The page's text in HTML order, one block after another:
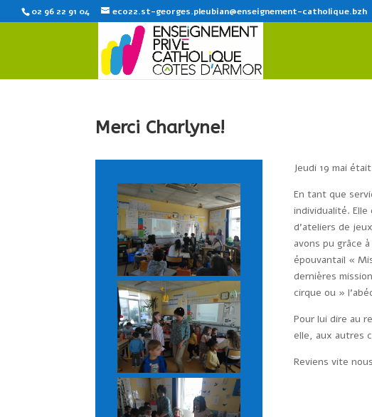
02 96 22 91 04 eco22.st-georges.pleubian@enseignement-catholique.bzh
Merci Charlyne!
Jeudi 19 mai
En tant que
individualité.
d’ateliers de
avons pu grâce
épouvantail «
dernières
cirque ou »
Pour lui dire au
elle, aux autres
Reviens vite